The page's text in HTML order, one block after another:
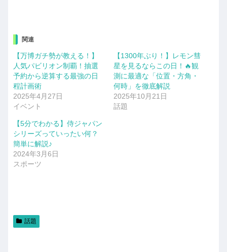
関連
【万博ガチ勢が教える！】
人気パビリオン制覇！抽選
予約から逆算する最強の日
程計画術
2025年4月27日
イベント
【1300年ぶり！】レモン彗
星を見るならこの日！🔥観
測に最適な「位置・方角・
何時」を徹底解説
2025年10月21日
話題
【5分でわかる】侍ジャパン
シリーズっていったい何？
簡単に解説♪
2024年3月6日
スポーツ
話題